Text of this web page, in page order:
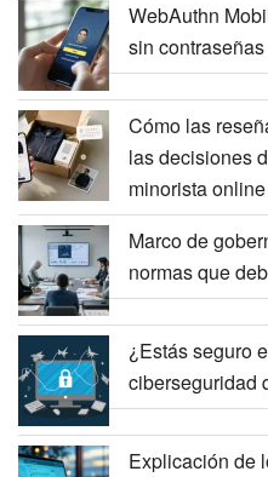
WebAuthn
sin contraseñas
Cómo las
las decisiones
minorista online
Marco de
normas que
¿Estás seguro
ciberseguridad
Explicación de